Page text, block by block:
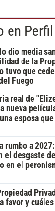
en Perfil
dio media
de la
tuvo que
Fuego
real de
nueva
esposa
rumbo a
el desgaste
en el
favor y